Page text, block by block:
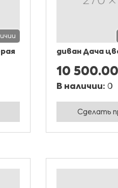
диван Дача
10
В наличии: 0
Сделать